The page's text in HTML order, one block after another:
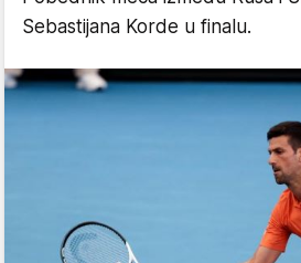
Sebastijana Korde u finalu.